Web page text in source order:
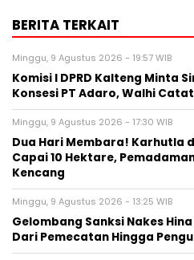
BERITA TERKAIT
Minggu, 9 Agustus 2026 - 19:57 WIB
Komisi I DPRD Kalteng Minta
Konsesi PT Adaro, Walhi
Minggu, 9 Agustus 2026 - 17:30 WIB
Dua Hari Membara! Karhutla
Capai 10 Hektare,
Kencang
Minggu, 9 Agustus 2026 - 13:25 WIB
Gelombang Sanksi Nakes
Dari Pemecatan Hingga